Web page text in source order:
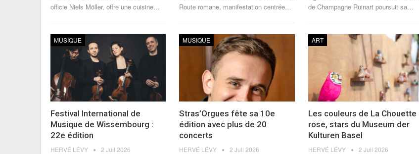
officie Niels Möller, offre une cuisine…
Route romane, manifestation centrée…
de Champagne Ruinart poursuit sa…
MUSIQUE
Festival International de
Musique de Wissembourg :
22e édition
HERVÉ LÉVY 2 Juil 2026
MUSIQUE
Stras’Orgues fête sa 10e
édition avec plus de 20
concerts
HERVÉ LÉVY 2 Juil 2026
ART
Les couleurs de La Chouette
rose, stars du Museum der
Kulturen Basel
HERVÉ LÉVY 2 Juil 2026